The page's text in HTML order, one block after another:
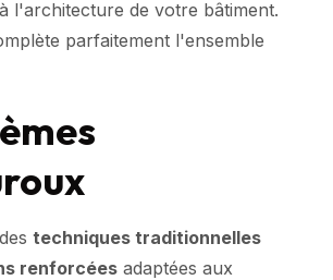
l'architecture de votre bâtiment.
parfaitement l'ensemble
techniques traditionnelles
renforcéesadaptées aux